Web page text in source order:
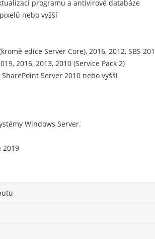
programu a antivirové databáze
nebo vyšší
edice Server Core), 2016, 2012, SBS
2016, 2013, 2010 (Service Pack 2)
Server 2010 nebo vyšší
Windows Server.
2019